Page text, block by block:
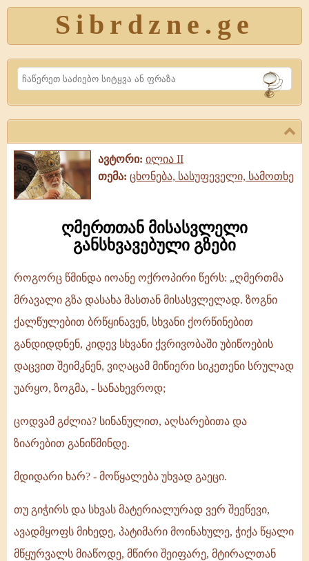
Sibrdzne.ge
Search
ავტორი: ილია II
თემა: ცხონება, სასუფეველი, სამოთხე
ღმერთთან მისასვლელი
განსხვავებული გზები
როგორც წმინდა იოანე ოქროპირი წერს: „ღმერთმა
მრავალი გზა დასახა მასთან მისასვლელად. ზოგნი
ქალწულებით ბრწყინავენ, სხვანი ქორწინებით
განდიდდნენ, კიდევ სხვანი ქვრივობაში უბიწოების
დაცვით შეიმკნენ, ვიღაცამ მიწიერი სიკეთენი სრულად
უარყო, ზოგმა, - სანახევროდ;
ცოდვამ გძლია? სინანულით, აღსარებითა და
ზიარებით განიწმინდე.
მდიდარი ხარ? - მოწყალება უხვად გაეცი.
თუ გიჭირს და სხვას მატერიალურად ვერ შეეწევი,
ავადმყოფს მიხედე, პატიმარი მოინახულე, ჭიქა წყალი
მწყურვალს მიაწოდე, მწირი შეიფარე, მტირალთან